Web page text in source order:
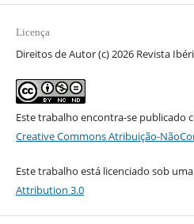
Licença
Direitos de Autor (c) 2026 Revista
Este trabalho encontra-se publicado
Creative Commons Atribuição-
Este trabalho está licenciado sob uma
Attribution 3.0